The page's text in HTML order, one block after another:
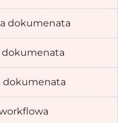
dokumenata
dokumenata
dokumenata